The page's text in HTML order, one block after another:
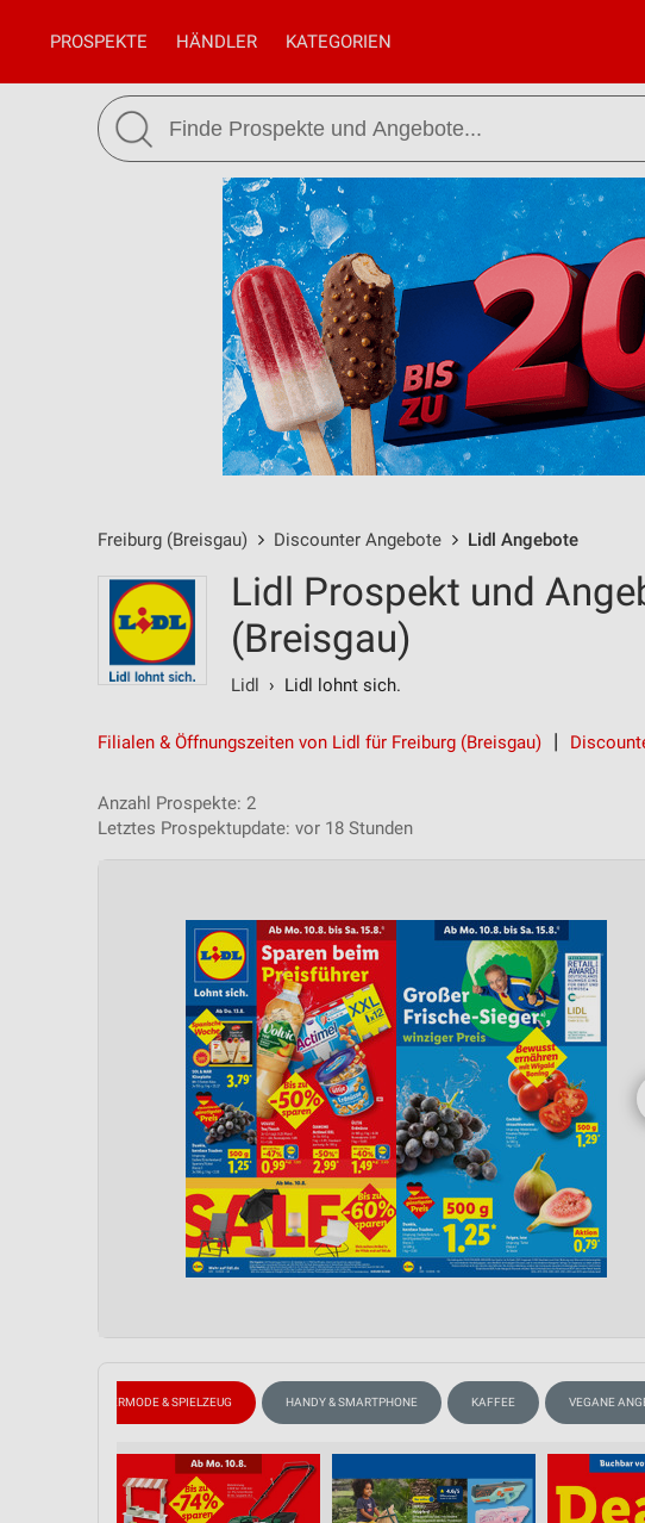
PROSPEKTE HÄNDLER KATEGORIEN
Freiburg (Breisgau) Discounter Angebote Lidl Angebote
Lidl Prospekt und
(Breisgau)
Lidl › Lidl lohnt sich.
Filialen & Öffnungszeiten von Lidl für Freiburg (Breisgau)
Anzahl Prospekte: 2
Letztes Prospektupdate: vor 18 Stunden
KINDERMODE & SPIELZEUG HANDY & SMARTPHONE KAFFEE VEGANE